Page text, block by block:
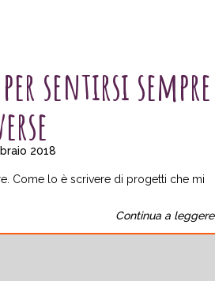
sentirsi sempre
2018
Come lo è scrivere di progetti che mi
Continua a leggere